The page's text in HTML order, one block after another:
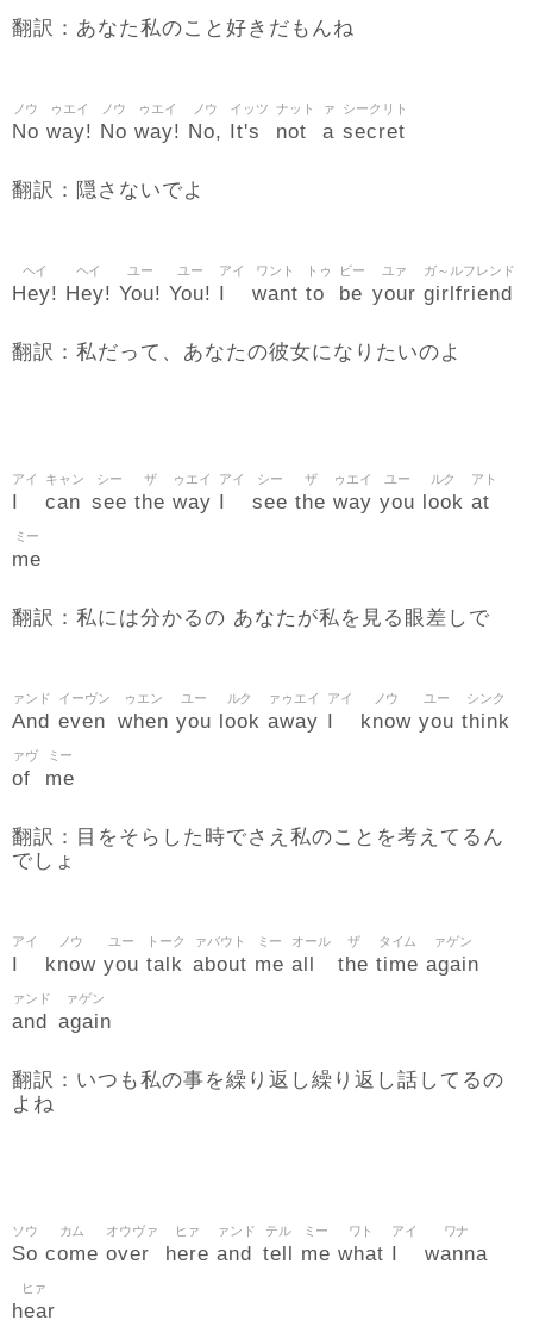
翻訳：あなた私のこと好きだもんね
No
ノウ
way!
ゥエイ
No
ノウ
way!
ゥエイ
No,
ノウ
It's
イッツ
not
ナット
a
ァ
secret
シークリト
翻訳：隠さないでよ
Hey!
ヘイ
Hey!
ヘイ
You!
ユー
You!
ユー アイ
want
ワント
to
トゥ
be
ビー
your
ユァ
girlfriend
ガ～ルフレンド
翻訳：私だって、あなたの彼女になりたいのよ
I
アイ
can
キャン
see
シー
the
ザ
way
ゥエイ
I
アイ
see
シー
the
ザ
way
ゥエイ
you
ユー
look
ルク
at
アト
me
ミー
翻訳：私には分かるの あなたが私を見る眼差しで
And
ァンド
even
イーヴン
when
ゥエン
you
ユー
look
ルク
away
ァゥエイ
I
アイ
know
ノウ
you
ユー
think
シンク
of
ァヴ
me
ミー
翻訳：目をそらした時でさえ私のことを考えてるん
でしょ
I
アイ
know
ノウ
you
ユー
talk
トーク
about
ァバウト
me
ミー
all
オール
the
ザ
time
タイム
again
ァゲン
and
ァンド
again
ァゲン
翻訳：いつも私の事を繰り返し繰り返し話してるの
よね
So
ソウ
come
カム
over
オウヴァ
here
ヒァ
and
ァンド
tell
テル
me
ミー
what
ワト
I
アイ
wanna
ワナ
hear
ヒァ